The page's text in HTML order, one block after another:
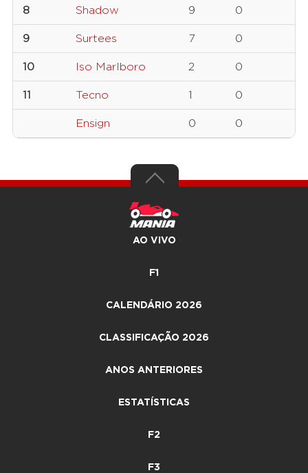
8 Shadow 9 0
9 Surtees 7 0
10 Iso Marlboro 2 0
11 Tecno 1 0
Ensign 0 0
AO VIVO
F1
CALENDÁRIO 2026
CLASSIFICAÇÃO 2026
ANOS ANTERIORES
ESTATÍSTICAS
F2
F3